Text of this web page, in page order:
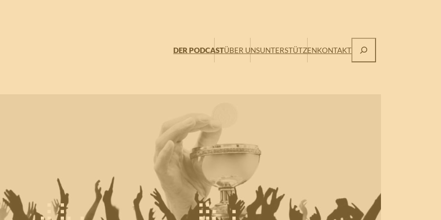
DER PODCASTÜBER UNSUNTERSTÜTZENKONTAKT
Suchen